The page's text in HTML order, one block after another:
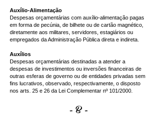
Auxílio-Alimentação
Despesas orçamentárias com auxílio-alimentação pagas
em forma de pecúnia, de bilhete ou de cartão magnético,
diretamente aos militares, servidores, estagiários ou
empregados da Administração Pública direta e indireta.
Auxílios
Despesas orçamentárias destinadas a atender a
despesas de investimentos ou inversões financeiras de
outras esferas de governo ou de entidades privadas sem
fins lucrativos, observado, respectivamente, o disposto
nos arts. 25 e 26 da Lei Complementar nº 101/2000.
- B -